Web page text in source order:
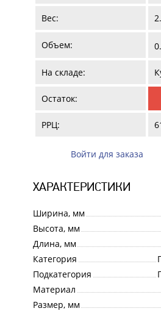
Вес:
Объем:
На складе:
Остаток:
РРЦ:
Войти для заказа
ХАРАКТЕРИСТИКИ
Ширина, мм
Высота, мм
Длина, мм
Категория
Подкатегория
Материал
Размер, мм